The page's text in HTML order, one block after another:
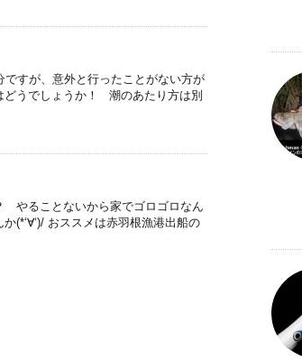
すが、意外と行ったことがない方が
うでしょうか！ 潮のあたり方は別
やることないから家でゴロゴロなん
(*‘∀‘)/ おススメは赤羽根漁港出船の